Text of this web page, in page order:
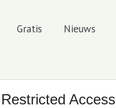
Gratis Nieuws
Access